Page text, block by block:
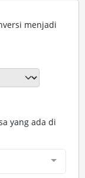
menjadi
yang ada di